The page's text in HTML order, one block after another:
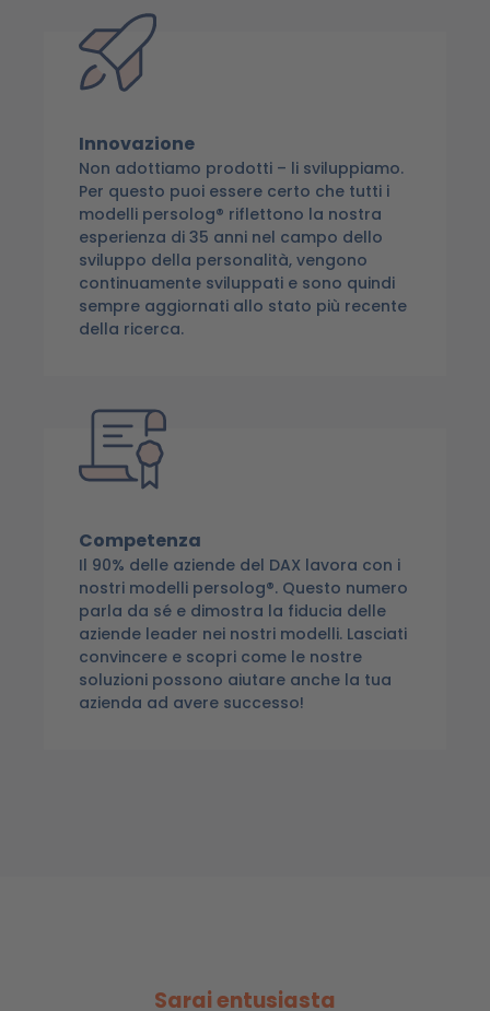
Innovazione
Non adottiamo prodotti – li sviluppiamo.
Per questo puoi essere certo che tutti i
modelli persolog® riflettono la nostra
esperienza di 35 anni nel campo dello
sviluppo della personalità, vengono
continuamente sviluppati e sono quindi
sempre aggiornati allo stato più recente
della ricerca.
Competenza
Il 90% delle aziende del DAX lavora con i
nostri modelli persolog®. Questo numero
parla da sé e dimostra la fiducia delle
aziende leader nei nostri modelli. Lasciati
convincere e scopri come le nostre
soluzioni possono aiutare anche la tua
azienda ad avere successo!
Sarai entusiasta